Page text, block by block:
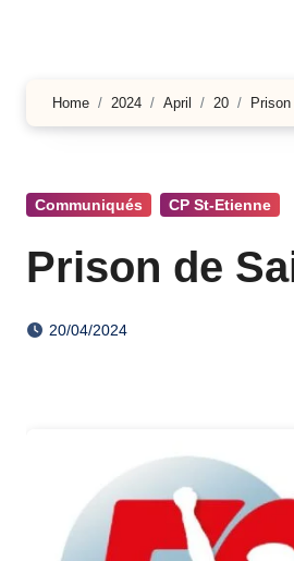
Home 2024 April 20
Communiqués CP St-Etienne
Prison de
20/04/2024